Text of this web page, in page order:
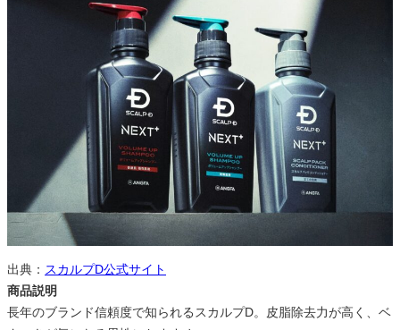
出典： スカルプD公式サイト
商品説明
長年のブランド信頼度で知られるスカルプD。皮脂除去力が高く、ベ